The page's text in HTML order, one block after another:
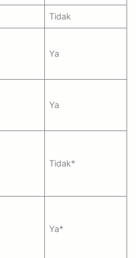
Tidak
Ya
Ya
Tidak*
Ya*